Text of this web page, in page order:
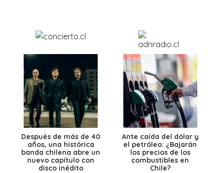
Después de más de 40
años, una histórica
banda chilena abre un
nuevo capítulo con
disco inédito
Ante caída del dólar y
el petróleo: ¿Bajarán
los precios de los
combustibles en
Chile?